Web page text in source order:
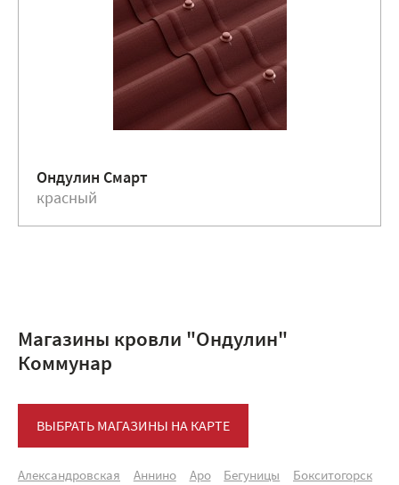
Ондулин Смарт
красный
Магазины кровли "Ондулин"
Коммунар
ВЫБРАТЬ МАГАЗИНЫ НА КАРТЕ
Александровская Аннино Аро Бегуницы
Бокситогорск